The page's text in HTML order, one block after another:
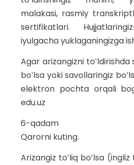
malakasi, rasmiy
sertifikatlari.
iyulgacha yuklaganingizga
Agar arizangizni
boʻlsa yoki savollaringiz
elektron pochta orqali
edu.uz
6-qadam
Qarorni kuting.
Arizangiz toʻliq boʻlsa